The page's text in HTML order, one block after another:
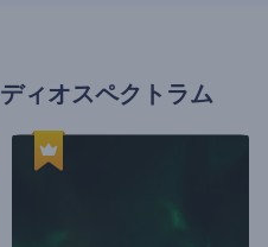
ィオスペクトラム